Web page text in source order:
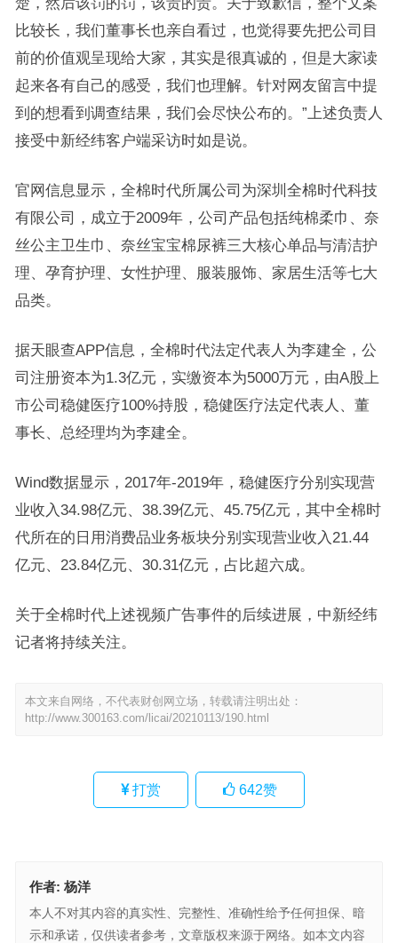
比较长，我们董事长也亲自看过，也觉得要先把公司目
前的价值观呈现给大家，其实是很真诚的，但是大家读
起来各有自己的感受，我们也理解。针对网友留言中提
到的想看到调查结果，我们会尽快公布的。”上述负责人
接受中新经纬客户端采访时如是说。
官网信息显示，全棉时代所属公司为深圳全棉时代科技
有限公司，成立于2009年，公司产品包括纯棉柔巾、奈
丝公主卫生巾、奈丝宝宝棉尿裤三大核心单品与清洁护
理、孕育护理、女性护理、服装服饰、家居生活等七大
品类。
据天眼查APP信息，全棉时代法定代表人为李建全，公
司注册资本为1.3亿元，实缴资本为5000万元，由A股上
市公司稳健医疗100%持股，稳健医疗法定代表人、董
事长、总经理均为李建全。
Wind数据显示，2017年-2019年，稳健医疗分别实现营
业收入34.98亿元、38.39亿元、45.75亿元，其中全棉时
代所在的日用消费品业务板块分别实现营业收入21.44
亿元、23.84亿元、30.31亿元，占比超六成。
关于全棉时代上述视频广告事件的后续进展，中新经纬
记者将持续关注。
本文来自网络，不代表财创网立场，转载请注明出处：
http://www.300163.com/licai/20210113/190.html
打赏 642赞
作者: 杨洋
本人不对其内容的真实性、完整性、准确性给予任何担保、暗
示和承诺，仅供读者参考，文章版权来源于网络。如本文内容